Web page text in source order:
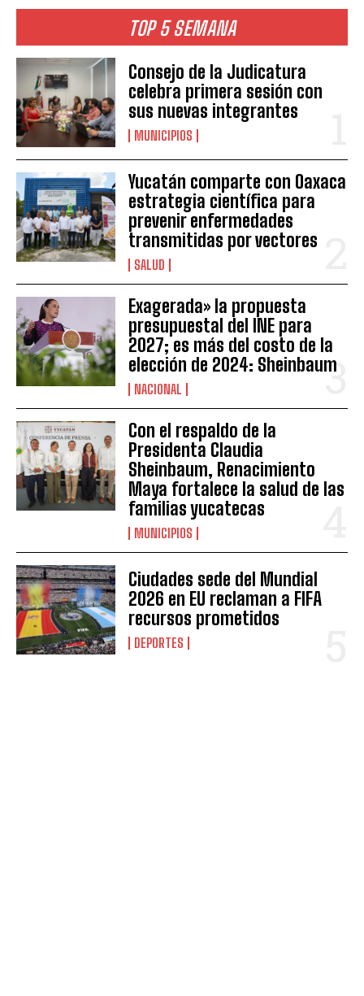
TOP 5 SEMANA
Consejo de la Judicatura
celebra primera sesión con
sus nuevas integrantes
MUNICIPIOS
Yucatán comparte con Oaxaca
estrategia científica para
prevenir enfermedades
transmitidas por vectores
SALUD
Exagerada» la propuesta
presupuestal del INE para
2027; es más del costo de la
elección de 2024: Sheinbaum
NACIONAL
Con el respaldo de la
Presidenta Claudia
Sheinbaum, Renacimiento
Maya fortalece la salud de las
familias yucatecas
MUNICIPIOS
Ciudades sede del Mundial
2026 en EU reclaman a FIFA
recursos prometidos
DEPORTES